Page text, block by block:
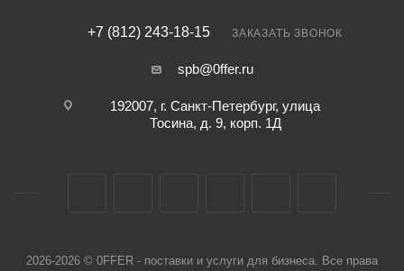
+7 (812) 243-18-15 ЗАКАЗАТЬ ЗВОНОК
spb@0ffer.ru
192007, г. Санкт-Петербург, улица
Тосина, д. 9, корп. 1Д
2026-2026 © 0FFER - поставки и услуги для бизнеса. Все права